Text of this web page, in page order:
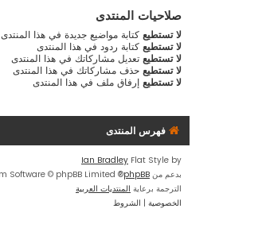
صلاحيات المنتدى
لا تستطيع كتابة مواضيع جديدة في هذا المنتدى
لا تستطيع كتابة ردود في هذا المنتدى
لا تستطيع تعديل مشاركاتك في هذا المنتدى
لا تستطيع حذف مشاركاتك في هذا المنتدى
لا تستطيع إرفاق ملف في هذا المنتدى
فهرس المنتدى
Flat Style by
Ian Bradley
بدعم من phpBB
® Forum Software © phpBB Limited
الترجمة برعاية المنتديات العربية
الخصوصية | الشروط